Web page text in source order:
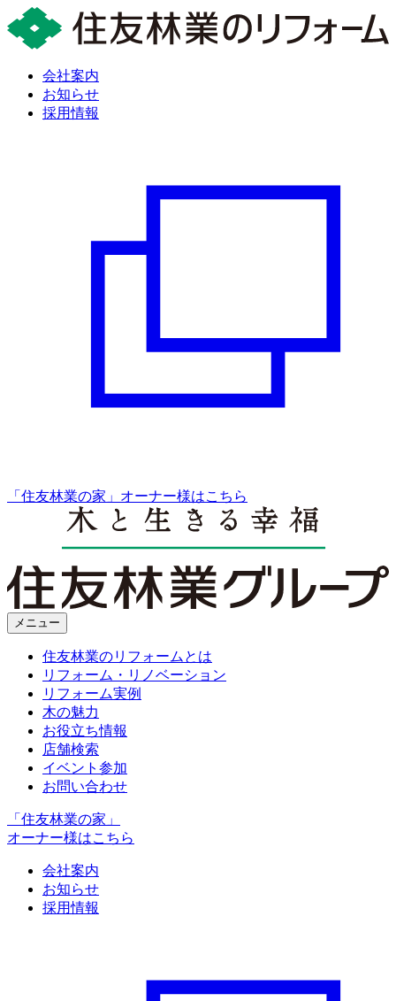
会社案内
お知らせ
採用情報
「住友林業の家」オーナー様はこちら
メニュー
住友林業のリフォームとは
リフォーム・リノベーション
リフォーム実例
木の魅力
お役立ち情報
店舗検索
イベント参加
お問い合わせ
「住友林業の家」
オーナー様はこちら
会社案内
お知らせ
採用情報